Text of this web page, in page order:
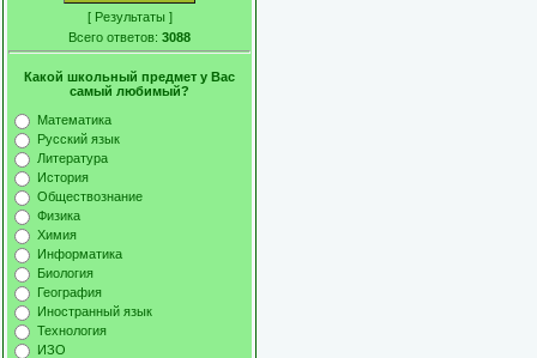
[ Результаты ]
Всего ответов: 3088
Какой школьный предмет у Вас
самый любимый?
Математика
Русский язык
Литература
История
Обществознание
Физика
Химия
Информатика
Биология
География
Иностранный язык
Технология
ИЗО